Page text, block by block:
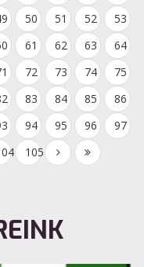
50 51 52
53
61 62 63
64
72 73 74
75
83 84 85
86
94 95 96
97
105